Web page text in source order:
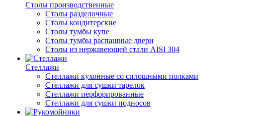
Столы производственные
Столы разделочные
Столы кондитерские
Столы тумбы купе
Столы тумбы распашные двери
Столы из нержавеющей стали AISI 304
Стеллажи
Стеллажи кухонные со сплошными полками
Стеллажи для сушки тарелок
Стеллажи перфорированные
Стеллажи для сушки подносов